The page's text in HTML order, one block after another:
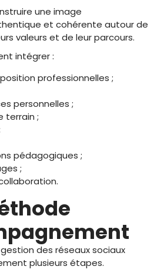
une image
et cohérente autour de
valeurs et de leur parcours.
intégrer :
professionnelles ;
personnelles ;
terrain ;
pédagogiques ;
;
des réseaux sociaux
plusieurs étapes.